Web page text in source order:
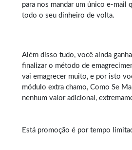
para nos mandar um único e-mail
todo o seu dinheiro de volta.
Além disso tudo, você ainda
finalizar o método de
vai emagrecer muito, e por isto
módulo extra chamo, Como Se
nenhum valor adicional,
Está promoção é por tempo